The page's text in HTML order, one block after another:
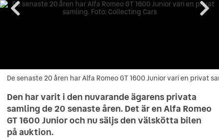
De senaste 20 åren har Alfa Romeo GT 1600 Junior vari en privat
De senaste 20 åren har Alfa Romeo GT 1600 Junior vari en privat
Den har varit i den nuvarande ägarens privata
samling de 20 senaste åren. Det är en Alfa Romeo
GT 1600 Junior och nu säljs den välskötta bilen
på auktion.